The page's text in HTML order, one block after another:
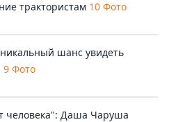
трактористам 10 Фото
шанс увидеть
9 Фото
человека": Даша Чаруша